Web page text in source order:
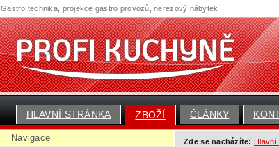
HLAVNÍ STRÁNKA ZBOŽÍ ČLÁNKY
Navigace Zde se nacházíte: Hlavní
Gastro technika, projekce gastro provozů, nerezový nábytek